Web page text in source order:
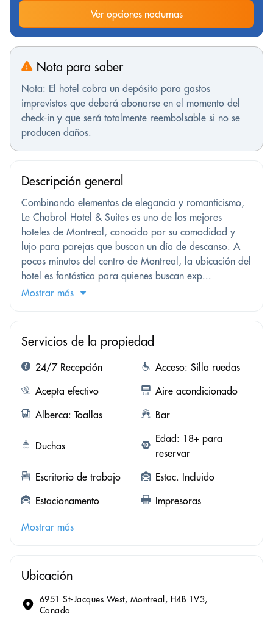
Ver opciones nocturnas
Nota para saber
Nota: El hotel cobra un depósito para gastos
imprevistos que deberá abonarse en el momento del
check-in y que será totalmente reembolsable si no se
producen daños.
Descripción general
Combinando elementos de elegancia y romanticismo,
Le Chabrol Hotel & Suites es uno de los mejores
hoteles de Montreal, conocido por su comodidad y
lujo para parejas que buscan un día de descanso. A
pocos minutos del centro de Montreal, la ubicación del
hotel es fantástica para quienes buscan exp...
Mostrar más
Servicios de la propiedad
24/7 Recepción
Acceso: Silla ruedas
Acepta efectivo
Aire acondicionado
Alberca: Toallas
Bar
Duchas
Edad: 18+ para
reservar
Escritorio de trabajo
Estac. Incluido
Estacionamento
Impresoras
Mostrar más
Ubicación
6951 St-Jacques West, Montreal, H4B 1V3,
Canada